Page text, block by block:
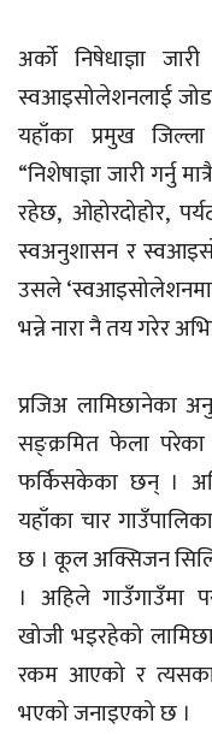
अर्को निषेधाज्ञा
स्वआइसोलेशनलाई जोड
यहाँका प्रमुख
“निशेषाज्ञा जारी गर्नु
रहेछ, ओहोरदोहोर,
स्वअनुशासन र
उसले ‘स्वआइसोलेशनमा
भन्ने नारा नै तय गरेर
प्रजिअ लामिछानेका
सङ्क्रमित फेला
फर्किसकेका छन् ।
यहाँका चार
छ । कूल अक्सिजन
। अहिले गाउँगाउँमा
खोजी भइरहेको
रकम आएको र त्यसका
भएको जनाइएको छ ।